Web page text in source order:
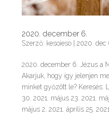
2020. december 6.
Szerző: kesoieso| 2020. dec
2020. december 6. Jézus a
Akarjuk, hogy így jelenjen
minket győzött le? Keresés:
30. 2021. május 23. 2021.
május 2. 2021. április 25.